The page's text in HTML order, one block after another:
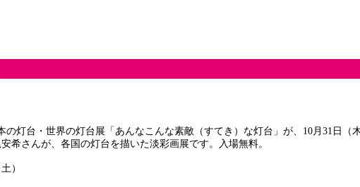
灯台・世界の灯台展「あんなこんな素敵（すてき）な灯台」が、10月31日（
希さんが、各国の灯台を描いた淡彩画展です。入場無料。
）